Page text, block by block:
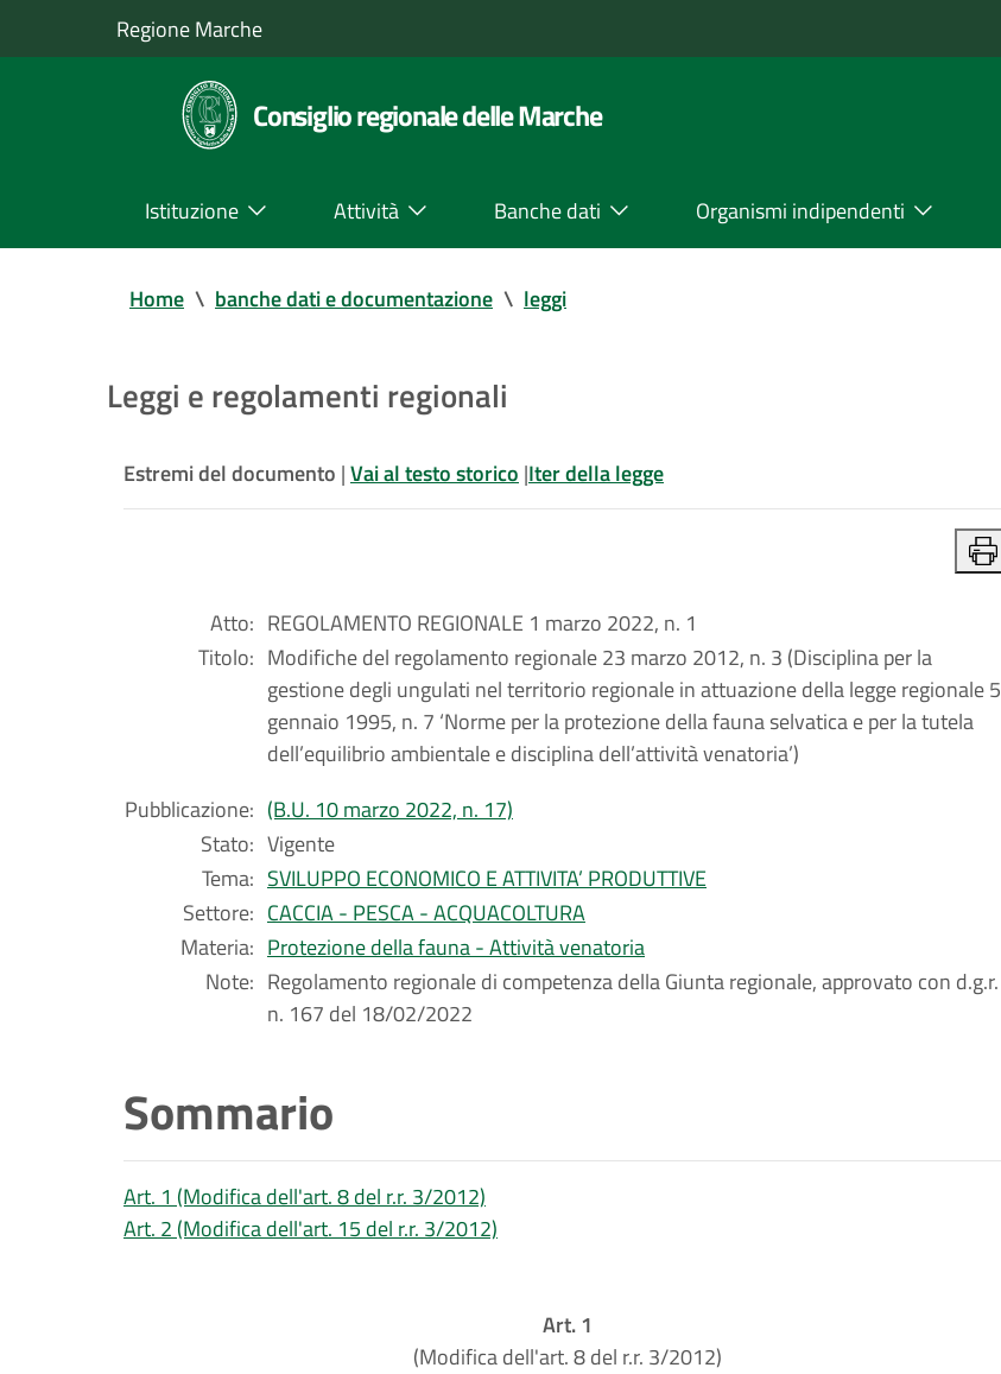
Regione Marche
Consiglio regionale delle Marche
Istituzione Attività Banche dati Organismi indipendenti
Home \ banche dati e documentazione \ leggi
Leggi e regolamenti regionali
Estremi del documento |Vai al testo storico |Iter della legge
Atto: REGOLAMENTO REGIONALE 1 marzo 2022, n. 1
Titolo: Modifiche del regolamento regionale 23 marzo 2012, n. 3 (Disciplina per la
gestione degli ungulati nel territorio regionale in attuazione della legge regionale 5
gennaio 1995, n. 7 ‘Norme per la protezione della fauna selvatica e per la tutela
dell’equilibrio ambientale e disciplina dell’attività venatoria’)
Pubblicazione: (B.U. 10 marzo 2022, n. 17)
Stato: Vigente
Tema: SVILUPPO ECONOMICO E ATTIVITA’ PRODUTTIVE
Settore: CACCIA - PESCA - ACQUACOLTURA
Materia: Protezione della fauna - Attività venatoria
Note: Regolamento regionale di competenza della Giunta regionale, approvato con d.g.r.
n. 167 del 18/02/2022
Sommario
Art. 1 (Modifica dell'art. 8 del r.r. 3/2012)
Art. 2 (Modifica dell'art. 15 del r.r. 3/2012)
Art. 1
(Modifica dell'art. 8 del r.r. 3/2012)